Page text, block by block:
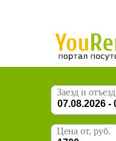
Заезд и отъезд
Цена от, руб.